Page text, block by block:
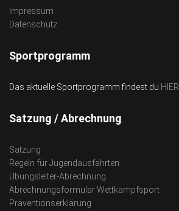
Impressum
Datenschutz
Sportprogramm
Das aktuelle Sportprogramm findest du HIER
Satzung / Abrechnung
Satzung
Regeln für Jugendausfahrten
Übungsleiter-Abrechnung
Abrechnungsformular Wettkampfsport
Präventionserklärung